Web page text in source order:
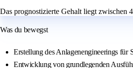
Das prognostizierte Gehalt liegt zwischen
Was du bewegst
Erstellung des Anlagenengineerings
Entwicklung von grundlegenden